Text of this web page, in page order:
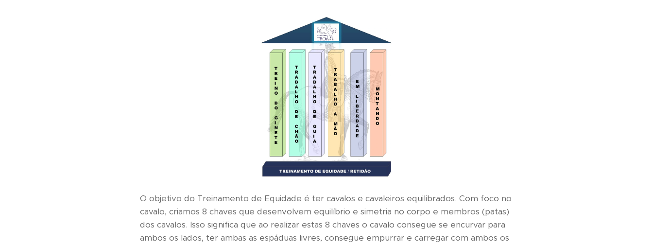
O objetivo do Treinamento de Equidade é ter cavalos e cavaleiros equilibrados. Com foco no
cavalo, criamos 8 chaves que desenvolvem equilíbrio e simetria no corpo e membros (patas)
dos cavalos. Isso significa que ao realizar estas 8 chaves o cavalo consegue se encurvar para
ambos os lados, ter ambas as espáduas livres, consegue empurrar e carregar com ambos os